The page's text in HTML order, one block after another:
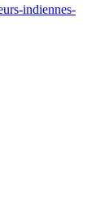
indiennes-